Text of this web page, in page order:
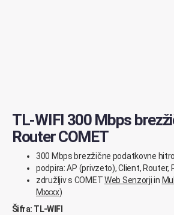
TL-WIFI 300 Mbps
Router COMET
300 Mbps brezžične podatkovne
podpira: AP (privzeto), Client, Router,
združljiv s COMETWeb Senzorjiin
Mxxxx)
Šifra: TL-WIFI